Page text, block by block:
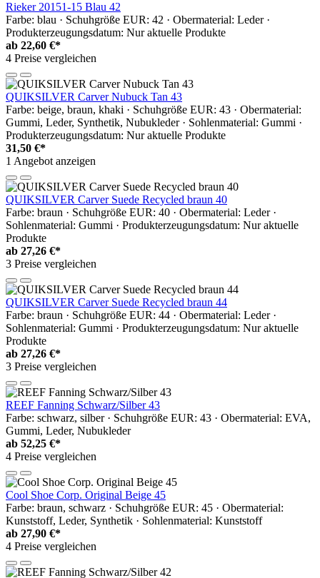
Rieker 20151-15 Blau 42
Farbe: blau · Schuhgröße EUR: 42 · Obermaterial: Leder ·
Produkterzeugungsdatum: Nur aktuelle Produkte
ab 22,60 €*
4 Preise vergleichen
QUIKSILVER Carver Nubuck Tan 43
Farbe: beige, braun, khaki · Schuhgröße EUR: 43 · Obermaterial:
Gummi, Leder, Synthetik, Nubukleder · Sohlenmaterial: Gummi ·
Produkterzeugungsdatum: Nur aktuelle Produkte
31,50 €*
1 Angebot anzeigen
QUIKSILVER Carver Suede Recycled braun 40
Farbe: braun · Schuhgröße EUR: 40 · Obermaterial: Leder ·
Sohlenmaterial: Gummi · Produkterzeugungsdatum: Nur aktuelle
Produkte
ab 27,26 €*
3 Preise vergleichen
QUIKSILVER Carver Suede Recycled braun 44
Farbe: braun · Schuhgröße EUR: 44 · Obermaterial: Leder ·
Sohlenmaterial: Gummi · Produkterzeugungsdatum: Nur aktuelle
Produkte
ab 27,26 €*
3 Preise vergleichen
REEF Fanning Schwarz/Silber 43
Farbe: schwarz, silber · Schuhgröße EUR: 43 · Obermaterial: EVA,
Gummi, Leder, Nubukleder
ab 52,25 €*
4 Preise vergleichen
Cool Shoe Corp. Original Beige 45
Farbe: braun, schwarz · Schuhgröße EUR: 45 · Obermaterial:
Kunststoff, Leder, Synthetik · Sohlenmaterial: Kunststoff
ab 27,90 €*
4 Preise vergleichen